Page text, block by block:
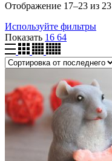
Отображение 17–23 из 23
Используйте фильтры
Показать 16 64